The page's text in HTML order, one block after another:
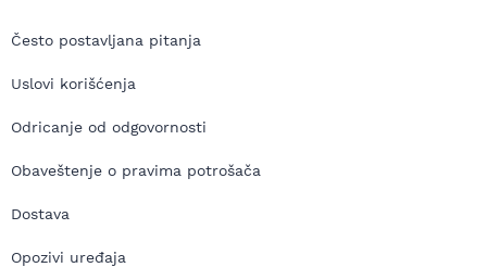
Često postavljana pitanja
Uslovi korišćenja
Odricanje od odgovornosti
Obaveštenje o pravima potrošača
Dostava
Opozivi uređaja